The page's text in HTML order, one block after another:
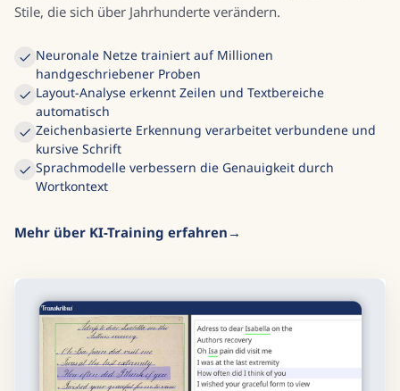
Stile, die sich über Jahrhunderte verändern.
Neuronale Netze trainiert auf Millionen
handgeschriebener Proben
Layout-Analyse erkennt Zeilen und Textbereiche
automatisch
Zeichenbasierte Erkennung verarbeitet verbundene und
kursive Schrift
Sprachmodelle verbessern die Genauigkeit durch
Wortkontext
Mehr über KI-Training erfahren